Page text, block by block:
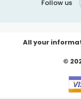
Follow us
All your
©